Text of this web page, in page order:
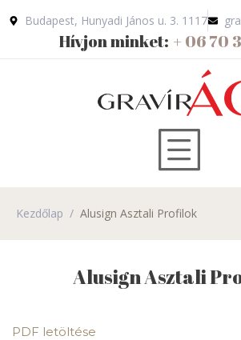
Budapest, Hunyadi János u. 3. 1117
Hívjon minket: + 06 70
Kezdőlap / Alusign Asztali Profilok
Alusign Asztali
PDF letöltése